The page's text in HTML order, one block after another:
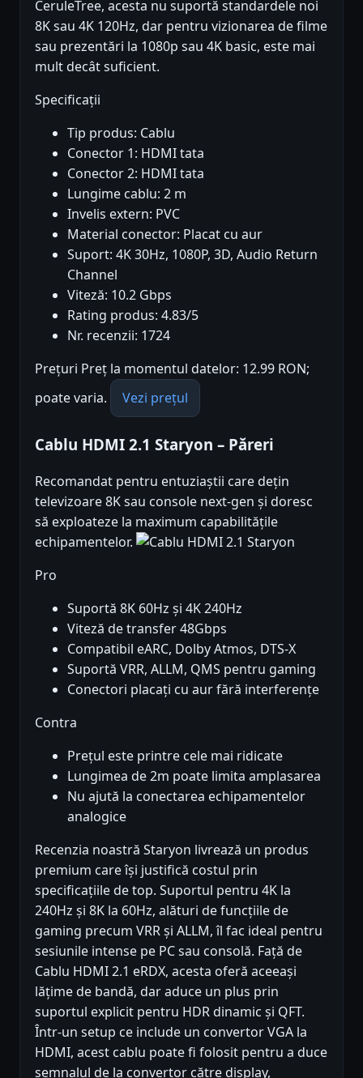
CeruleTree, acesta nu suportă standardele noi
8K sau 4K 120Hz, dar pentru vizionarea de filme
sau prezentări la 1080p sau 4K basic, este mai
mult decât suficient.
Specificații
Tip produs: Cablu
Conector 1: HDMI tata
Conector 2: HDMI tata
Lungime cablu: 2 m
Invelis extern: PVC
Material conector: Placat cu aur
Suport: 4K 30Hz, 1080P, 3D, Audio Return
Channel
Viteză: 10.2 Gbps
Rating produs: 4.83/5
Nr. recenzii: 1724
Prețuri Preț la momentul datelor: 12.99 RON;
poate varia.
Vezi prețul
Cablu HDMI 2.1 Staryon – Păreri
Recomandat pentru entuziaștii care dețin
televizoare 8K sau console next-gen și doresc
să exploateze la maximum capabilitățile
echipamentelor.
Pro
Suportă 8K 60Hz și 4K 240Hz
Viteză de transfer 48Gbps
Compatibil eARC, Dolby Atmos, DTS-X
Suportă VRR, ALLM, QMS pentru gaming
Conectori placați cu aur fără interferențe
Contra
Prețul este printre cele mai ridicate
Lungimea de 2m poate limita amplasarea
Nu ajută la conectarea echipamentelor
analogice
Recenzia noastră Staryon livrează un produs
premium care își justifică costul prin
specificațiile de top. Suportul pentru 4K la
240Hz și 8K la 60Hz, alături de funcțiile de
gaming precum VRR și ALLM, îl fac ideal pentru
sesiunile intense pe PC sau consolă. Față de
Cablu HDMI 2.1 eRDX, acesta oferă aceeași
lățime de bandă, dar aduce un plus prin
suportul explicit pentru HDR dinamic și QFT.
Într-un setup ce include un convertor VGA la
HDMI, acest cablu poate fi folosit pentru a duce
semnalul de la convertor către display,